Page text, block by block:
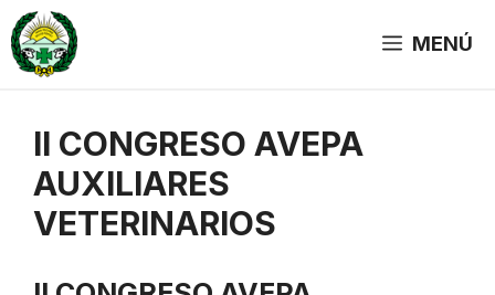
Saltar
al
contenido
MENÚ
II CONGRESO AVEPA
AUXILIARES
VETERINARIOS